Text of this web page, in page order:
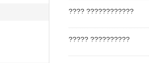
???? ????????????
????? ??????????